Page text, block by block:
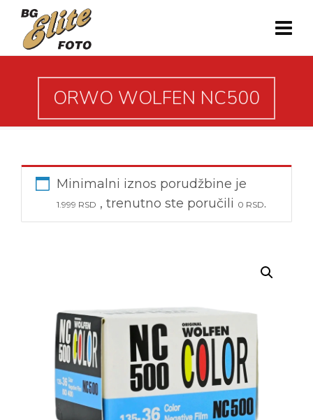
ORWO WOLFEN NC500
Minimalni iznos porudžbine je
1.999 RSD , trenutno ste poručili 0 RSD.